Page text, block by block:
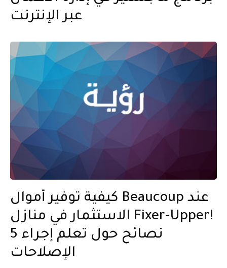
عبر الإنترنت
كيفية توفير أموال Beaucoup عند
الاستثمار في منازل Fixer-Upper!
5 نصائح حول تعلم إجراء
الإصلاحات